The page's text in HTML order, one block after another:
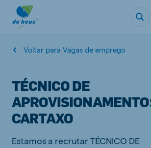
Voltar para Vagas de emprego
TÉCNICO DE
CARTAXO
Estamos a recrutar TÉCNICO DE